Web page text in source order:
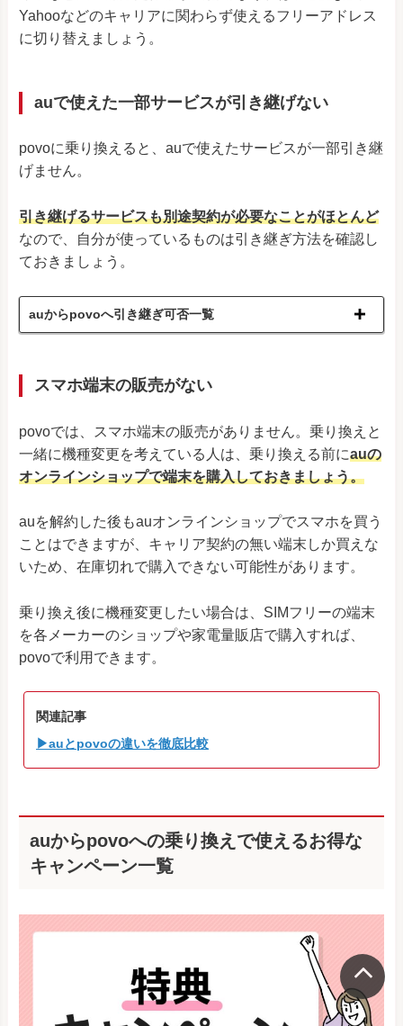
Yahooなどのキャリアに関わらず使えるフリーアドレス
に切り替えましょう。
auで使えた一部サービスが引き継げない
povoに乗り換えると、auで使えたサービスが一部引き継
げません。
引き継げるサービスも別途契約が必要なことがほとんど
なので、自分が使っているものは引き継ぎ方法を確認し
ておきましょう。
auからpovoへ引き継ぎ可否一覧
スマホ端末の販売がない
povoでは、スマホ端末の販売がありません。乗り換えと
一緒に機種変更を考えている人は、乗り換える前にauの
オンラインショップで端末を購入しておきましょう。
auを解約した後もauオンラインショップでスマホを買う
ことはできますが、キャリア契約の無い端末しか買えな
いため、在庫切れで購入できない可能性があります。
乗り換え後に機種変更したい場合は、SIMフリーの端末
を各メーカーのショップや家電量販店で購入すれば、
povoで利用できます。
関連記事
▶auとpovoの違いを徹底比較
auからpovoへの乗り換えで使えるお得な
キャンペーン一覧